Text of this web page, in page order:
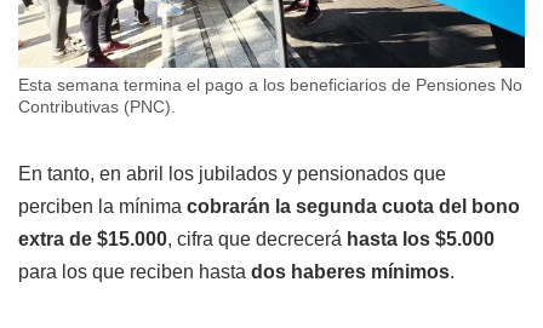
Esta semana termina el pago a los beneficiarios de Pensiones No
Contributivas (PNC).
En tanto, en abril los jubilados y pensionados que
perciben la mínima cobrarán la segunda cuota del bono
extra de $15.000, cifra que decrecerá hasta los $5.000
para los que reciben hasta dos haberes mínimos.